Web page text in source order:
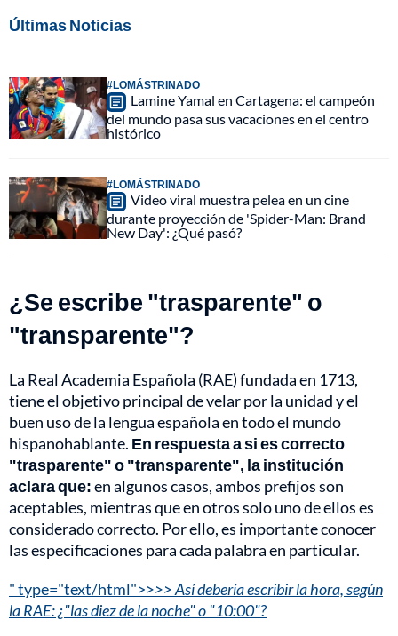
Últimas Noticias
#LOMÁSTRINADO
Lamine Yamal en Cartagena: el campeón
del mundo pasa sus vacaciones en el centro
histórico
#LOMÁSTRINADO
Video viral muestra pelea en un cine
durante proyección de 'Spider-Man: Brand
New Day': ¿Qué pasó?
¿Se escribe "trasparente" o
"transparente"?
La Real Academia Española (RAE) fundada en 1713,
tiene el objetivo principal de velar por la unidad y el
buen uso de la lengua española en todo el mundo
hispanohablante. En respuesta a si es correcto
"trasparente" o "transparente", la institución
aclara que:en algunos casos, ambos prefijos son
aceptables, mientras que en otros solo uno de ellos es
considerado correcto. Por ello, es importante conocer
las especificaciones para cada palabra en particular.
" type="text/html">>>> Así debería escribir la hora, según
la RAE: ¿"las diez de la noche" o "10:00"?